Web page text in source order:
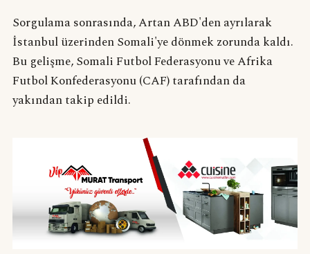
Sorgulama sonrasında, Artan ABD'den ayrılarak
İstanbul üzerinden Somali'ye dönmek zorunda kaldı.
Bu gelişme, Somali Futbol Federasyonu ve Afrika
Futbol Konfederasyonu (CAF) tarafından da
yakından takip edildi.